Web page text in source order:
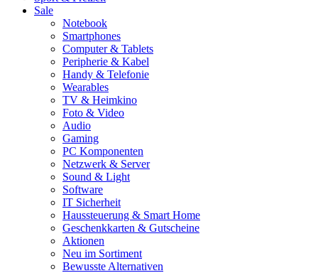
Sale
Notebook
Smartphones
Computer & Tablets
Peripherie & Kabel
Handy & Telefonie
Wearables
TV & Heimkino
Foto & Video
Audio
Gaming
PC Komponenten
Netzwerk & Server
Sound & Light
Software
IT Sicherheit
Haussteuerung & Smart Home
Geschenkkarten & Gutscheine
Aktionen
Neu im Sortiment
Bewusste Alternativen